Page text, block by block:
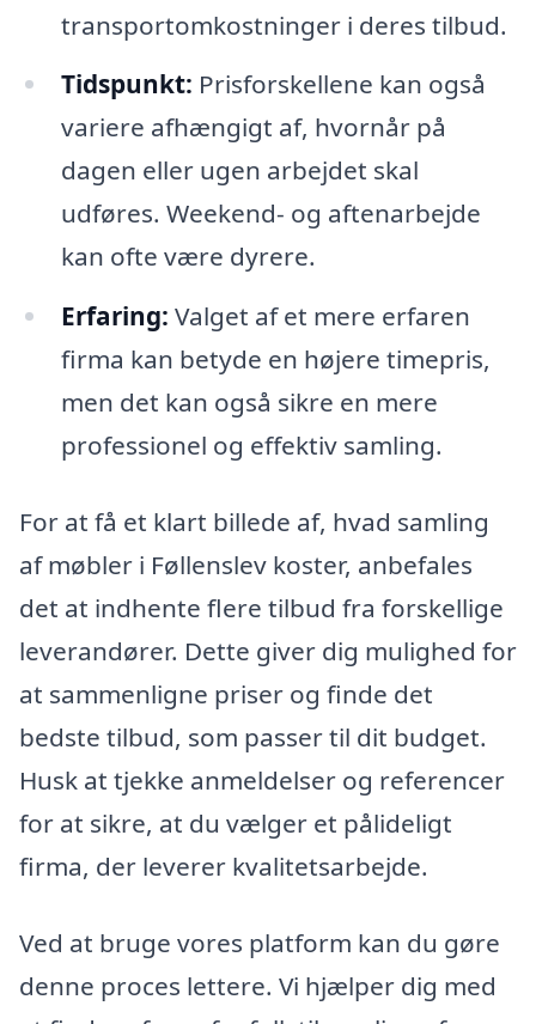
transportomkostninger i deres tilbud.
Tidspunkt: Prisforskellene kan også
variere afhængigt af, hvornår på
dagen eller ugen arbejdet skal
udføres. Weekend- og aftenarbejde
kan ofte være dyrere.
Erfaring: Valget af et mere erfaren
firma kan betyde en højere timepris,
men det kan også sikre en mere
professionel og effektiv samling.
For at få et klart billede af, hvad samling
af møbler i Føllenslev koster, anbefales
det at indhente flere tilbud fra forskellige
leverandører. Dette giver dig mulighed for
at sammenligne priser og finde det
bedste tilbud, som passer til dit budget.
Husk at tjekke anmeldelser og referencer
for at sikre, at du vælger et pålideligt
firma, der leverer kvalitetsarbejde.
Ved at bruge vores platform kan du gøre
denne proces lettere. Vi hjælper dig med